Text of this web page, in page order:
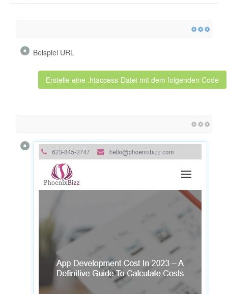
Beispiel URL
Erstelle eine .htaccess-Datei mit dem folgenden Code